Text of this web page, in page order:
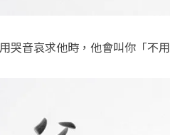
哭音哀求他時，他會叫你「不